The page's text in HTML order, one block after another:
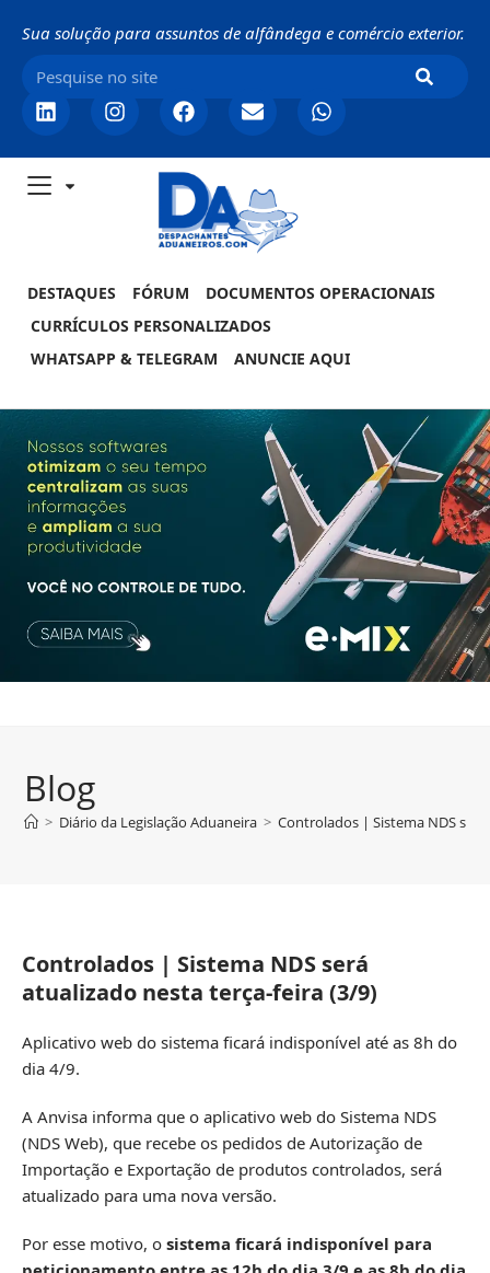
Sua solução para assuntos de alfândega e comércio exterior.
DESTAQUES FÓRUM
DOCUMENTOS OPERACIONAIS
CURRÍCULOS PERSONALIZADOS
WHATSAPP & TELEGRAM
ANUNCIE AQUI
Blog
> Diário da Legislação Aduaneira > Controlados | Sistema NDS
Controlados | Sistema NDS será
atualizado nesta terça-feira (3/9)
Aplicativo web do sistema ficará indisponível até as 8h do
dia 4/9.
A Anvisa informa que o aplicativo web do Sistema NDS
(NDS Web), que recebe os pedidos de Autorização de
Importação e Exportação de produtos controlados, será
atualizado para uma nova versão.
Por esse motivo, o sistema ficará indisponível para